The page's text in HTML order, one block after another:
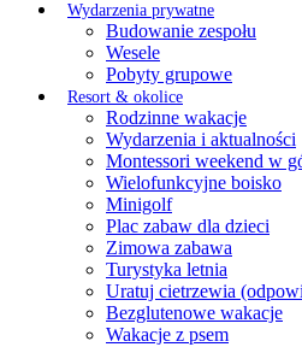
Wydarzenia prywatne
Budowanie zespołu
Wesele
Pobyty grupowe
Resort & okolice
Rodzinne wakacje
Wydarzenia i aktualności
Montessori weekend w
Wielofunkcyjne boisko
Minigolf
Plac zabaw dla dzieci
Zimowa zabawa
Turystyka letnia
Uratuj cietrzewia
Bezglutenowe wakacje
Wakacje z psem